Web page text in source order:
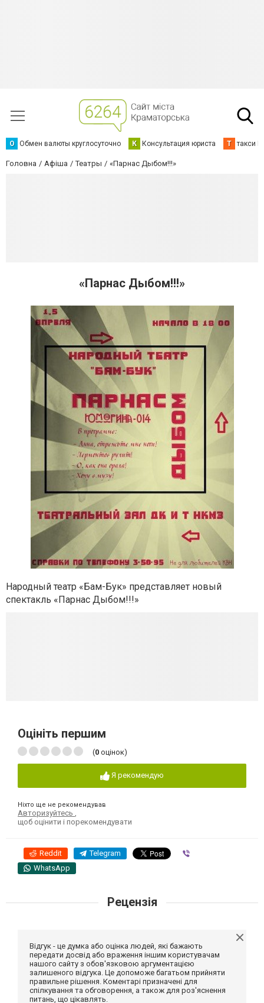
О Обмен валюты круглосуточно К Консультация юриста Т такси
Головна Афіша Театры «Парнас Дыбом!!!»
«Парнас Дыбом!!!»
Народный театр «Бам-Бук» представляет новый
спектакль «Парнас Дыбом!!!»
Оцініть першим
(0 оцінок)
Я рекомендую
Ніхто ще не рекомендував
Авторизуйтесь
щоб оцінити і порекомендувати
Reddit Telegram
WhatsApp
Рецензія
Відгук - це думка або оцінка людей, які бажають
передати досвід або враження іншим користувачам
нашого сайту з обов'язковою аргументацією
залишеного відгука. Це допоможе багатьом прийняти
правильне рішення. Коментарі призначені для
спілкування та обговорення, а також для роз'яснення
питань, що цікавлять.